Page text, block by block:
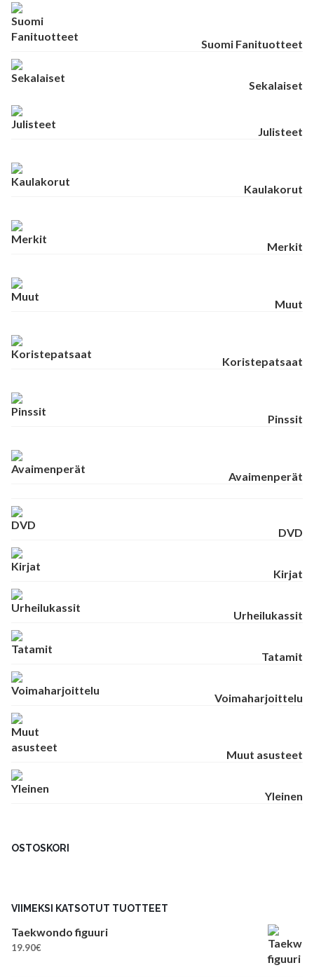
Suomi Fanituotteet
Sekalaiset
Julisteet
Kaulakorut
Merkit
Muut
Koristepatsaat
Pinssit
Avaimenperät
DVD
Kirjat
Urheilukassit
Tatamit
Voimaharjoittelu
Muut asusteet
Yleinen
OSTOSKORI
VIIMEKSI KATSOTUT TUOTTEET
Taekwondo figuuri
19.90€